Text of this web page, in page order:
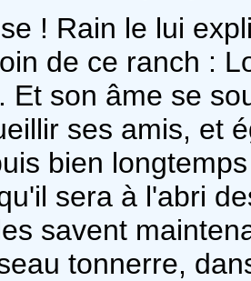
! Rain le lui
de ce ranch :
Et son âme se
ses amis, et
bien
sera à l'abri
savent
tonnerre,